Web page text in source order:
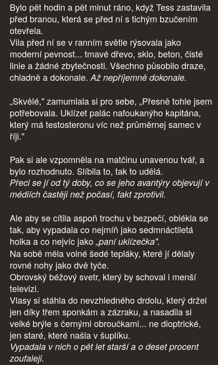
Bylo pět hodin a pět minut ráno, když Tess zastavila
před branou, která se před ní s tichým bzučením
otevřela.
Vila před ní se v ranním světle rýsovala jako
moderní pevnost... tmavé dřevo, sklo, beton, čisté
linie a žádné zbytečnosti. Všechno působilo draze,
chladně a dokonale.Až nepříjemně dokonale.
„Skvělé," zamumlala si pro sebe, „Přesně tohle jsem
potřebovala. Uklízet palác nafoukanýho kapitána,
který má testosteronu víc než průměrnej samec v
říji."
Pak si ale vzpomněla na matčinu unavenou tvář, a
bylo rozhodnuto. Slíbila to, tak to udělá.
Přeci se jí od tý doby, co se jeho avantýry objevují v
médiích častěji než počasí, fakt zprotivil.
Ale aby se cítila aspoň trochu v bezpečí, oblékla se
tak, aby vypadala co nejmíň jako sedmnáctiletá
holka a co nejvíc jako „paní uklízečka".
Na sobě měla volné šedé tepláky, které jí dělaly
rovné nohy jako dvě tyče.
Obrovský béžový svetr, který by schoval i menší
televizi.
Vlasy si stáhla do nevzhledného drdolu, který držel
jen díky třem sponkám a zázraku, a nasadila si
velké brýle s černými obroučkami... ne dioptrické,
jen staré, které našla v šuplíku.
Vypadala v nich o pět let starší a o deset procent
zoufaleji.